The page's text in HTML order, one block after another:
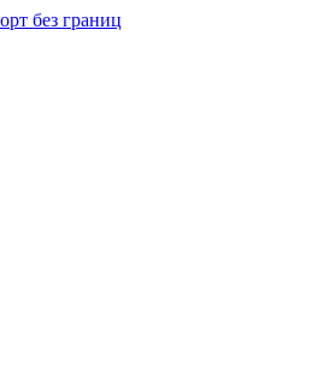
без границ